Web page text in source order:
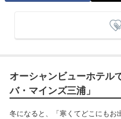
オーシャンビューホテル
バ・マインズ三浦」
冬になると、「寒くてどこにもお